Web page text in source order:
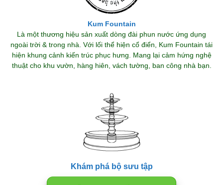
Kum Fountain
Là một thương hiệu sản xuất dòng đài phun nước ứng dụng
ngoài trời & trong nhà. Với lối thể hiện cổ điển, Kum Fountain tái
hiện khung cảnh kiến trúc phục hưng. Mang lại cảm hứng nghệ
thuật cho khu vườn, hàng hiên, vách tường, ban công nhà bạn.
Khám phá bộ sưu tập